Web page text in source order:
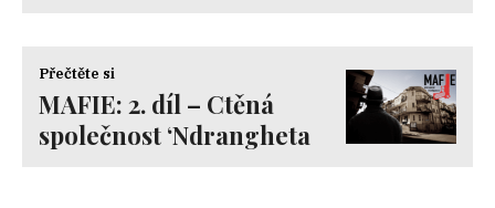
Přečtěte si
MAFIE: 2. díl – Ctěná
společnost ‘Ndrangheta